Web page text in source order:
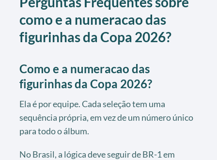
como e a numeracao das
figurinhas da Copa 2026?
Como e a numeracao das
figurinhas da Copa 2026?
Ela é por equipe. Cada seleção tem uma
sequência própria, em vez de um número único
para todo o álbum.
No Brasil, a lógica deve seguir de BR-1 em